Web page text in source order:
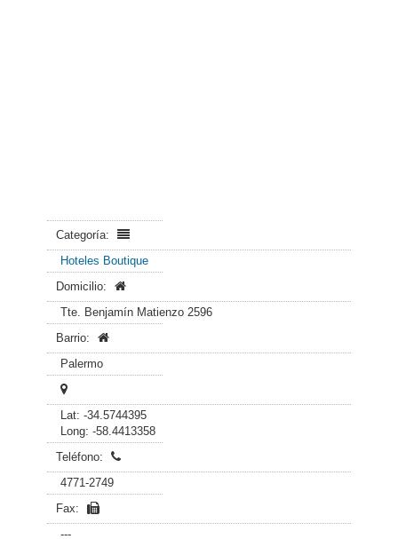
Categoría:
Hoteles Boutique
Domicilio:
Tte. Benjamín Matienzo 2596
Barrio:
Palermo
Lat: -34.5744395
Long: -58.4413358
Teléfono:
4771-2749
Fax:
---